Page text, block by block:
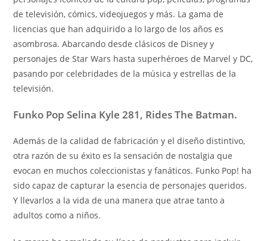
de televisión, cómics, videojuegos y más. La gama de
licencias que han adquirido a lo largo de los años es
asombrosa. Abarcando desde clásicos de Disney y
personajes de Star Wars hasta superhéroes de Marvel y DC,
pasando por celebridades de la música y estrellas de la
televisión.
Funko Pop Selina Kyle 281, Rides The Batman.
Además de la calidad de fabricación y el diseño distintivo,
otra razón de su éxito es la sensación de nostalgia que
evocan en muchos coleccionistas y fanáticos. Funko Pop! ha
sido capaz de capturar la esencia de personajes queridos.
Y llevarlos a la vida de una manera que atrae tanto a
adultos como a niños.